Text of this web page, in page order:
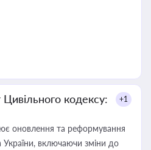
кодексу:
+1
оновлення та реформування
України, включаючи зміни до